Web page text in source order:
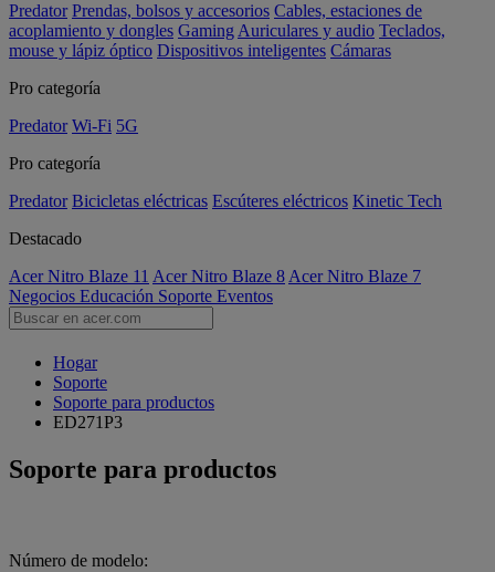
Predator Prendas, bolsos y accesorios Cables, estaciones de
acoplamiento y dongles Gaming Auriculares y audio Teclados,
mouse y lápiz óptico Dispositivos inteligentes Cámaras
Pro categoría
Predator Wi-Fi 5G
Pro categoría
Predator Bicicletas eléctricas Escúteres eléctricos Kinetic Tech
Destacado
Acer Nitro Blaze 11 Acer Nitro Blaze 8 Acer Nitro Blaze 7
Negocios Educación Soporte Eventos
Hogar
Soporte
Soporte para productos
ED271P3
Soporte para productos
Número de modelo: